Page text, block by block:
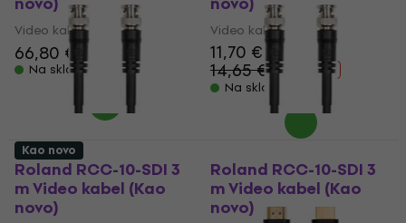
Video kabel
66,80 €
Na skladištu
Video kabel
11,70 €
14,65 €
- 20 %
Na skladištu
Roland RCC-10-SDI 3
m Video kabel (Kao
novo)
Roland RCC-10-SDI 3
m Video kabel (Kao
novo)
Kao novo